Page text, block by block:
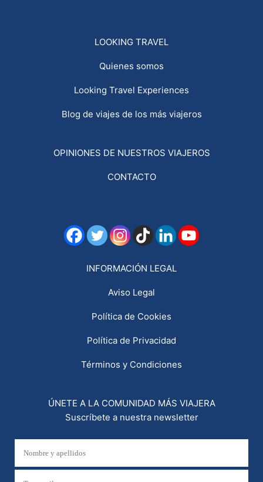
LOOKING TRAVEL
Quienes somos
Looking Travel Experiences
Blog de viajes de los más viajeros
OPINIONES DE NUESTROS VIAJEROS
CONTACTO
INFORMACIÓN LEGAL
Aviso Legal
Política de Cookies
Política de Privacidad
Términos y Condiciones
ÚNETE A LA COMUNIDAD MÁS VIAJERA
Suscríbete a nuestra newsletter